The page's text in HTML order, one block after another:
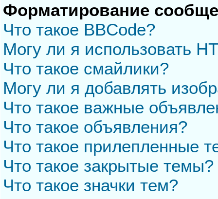
Форматирование
Что такое BBCode?
Могу ли я использовать
Что такое смайлики?
Могу ли я добавлять
Что такое важные
Что такое объявления?
Что такое прилепленные
Что такое закрытые темы?
Что такое значки тем?